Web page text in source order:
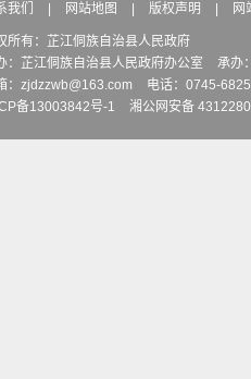
我们 网站地图 版权声明 网
所有：芷江侗族自治县人民政府
：芷江侗族自治县人民政府办公室
承办
：zjdzzwb@163.com
电话：0745-
备13003842号-1
湘公网安备